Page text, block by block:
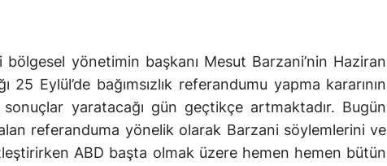
bölgesel yönetimin başkanı Mesut Barzani’nin Haziran
25 Eylül’de bağımsızlık referandumu yapma kararının
yaratacağı gün geçtikçe artmaktadır. Bugün
referanduma yönelik olarak Barzani söylemlerini ve
ABD başta olmak üzere hemen hemen bütün